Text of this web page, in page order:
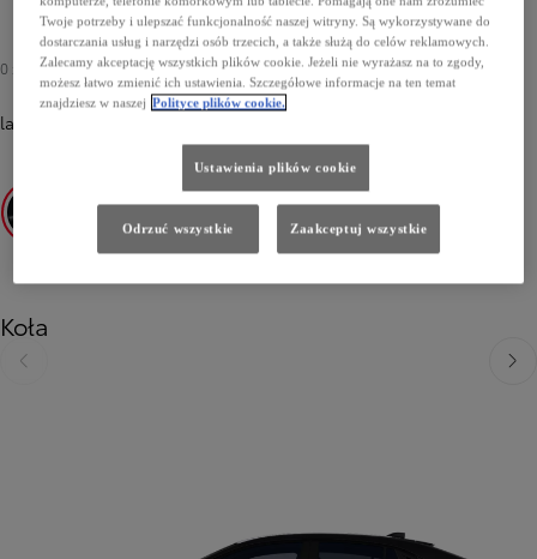
0 zł 3 500 zł
lakier metalizowany
Koła
Poprzedni
Twoje potrzeby i ulepszać funkcjonalność naszej witryny. Są wykorzystywane do
dostarczania usług i narzędzi osób trzecich, a także służą do celów reklamowych.
Zalecamy akceptację wszystkich plików cookie. Jeżeli nie wyrażasz na to zgody,
możesz łatwo zmienić ich ustawienia. Szczegółowe informacje na ten temat
znajdziesz w naszej Polityce plików cookie.
Ustawienia plików cookie
Odrzuć wszystkie Zaakceptuj wszystkie